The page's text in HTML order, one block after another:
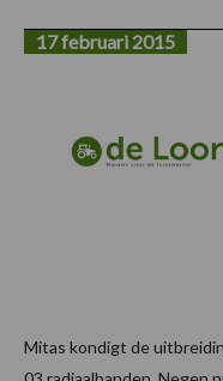
17 februari 2015
Mitas kondigt de